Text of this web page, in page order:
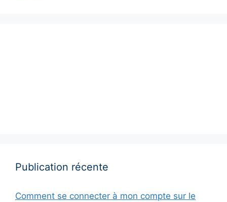
Publication récente
Comment se connecter à mon compte sur le